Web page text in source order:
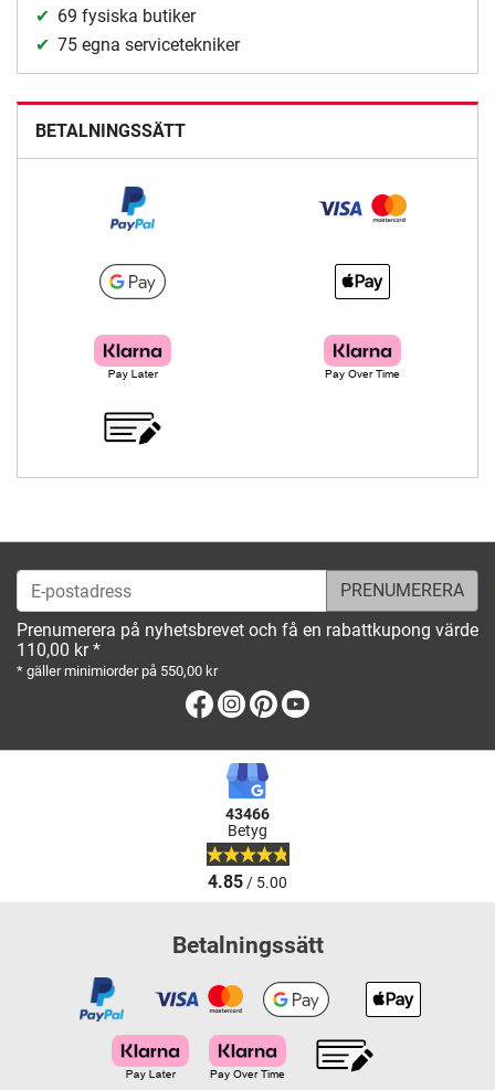
69 fysiska butiker
75 egna servicetekniker
BETALNINGSSÄTT
E-postadress
Prenumerera på nyhetsbrevet och få en rabattkupong värde
110,00 kr *
* gäller minimiorder på 550,00 kr
Facebook
Instagram
Pinterest
43466
Betyg
4.85/ 5.00
Betalningssätt